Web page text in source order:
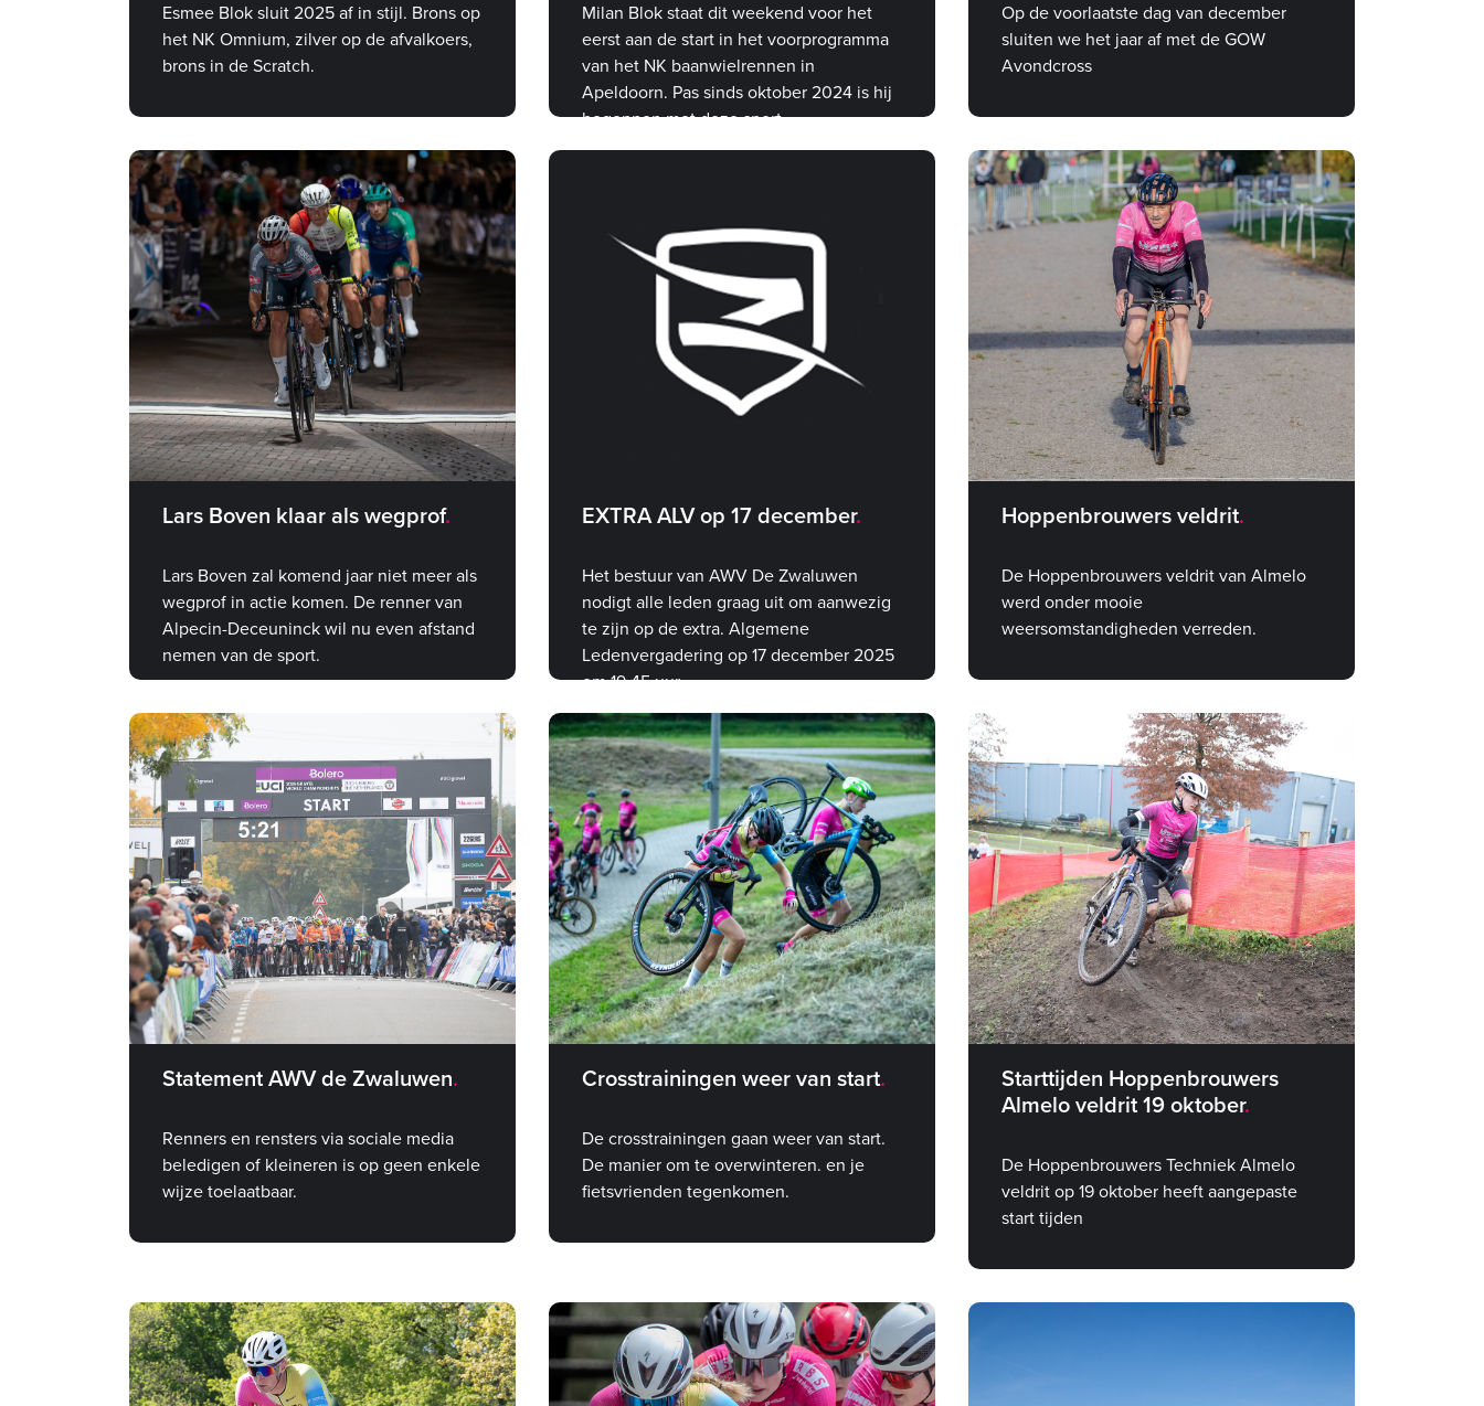
Esmee Blok sluit 2025 af in stijl. Brons op
het NK Omnium, zilver op de afvalkoers,
brons in de Scratch.
Milan Blok staat dit weekend voor het
eerst aan de start in het voorprogramma
van het NK baanwielrennen in
Apeldoorn. Pas sinds oktober 2024 is hij
begonnen met deze sport
Op de voorlaatste dag van december
sluiten we het jaar af met de GOW
Avondcross
Lars Boven klaar als wegprof
Lars Boven zal komend jaar niet meer als
wegprof in actie komen. De renner van
Alpecin-Deceuninck wil nu even afstand
nemen van de sport.
EXTRA ALV op 17 december
Het bestuur van AWV De Zwaluwen
nodigt alle leden graag uit om aanwezig
te zijn op de extra. Algemene
Ledenvergadering op 17 december 2025
om 19.45 uur.
Hoppenbrouwers veldrit
De Hoppenbrouwers veldrit van Almelo
werd onder mooie
weersomstandigheden verreden.
Statement AWV de Zwaluwen
Renners en rensters via sociale media
beledigen of kleineren is op geen enkele
wijze toelaatbaar.
Crosstrainingen weer van start
De crosstrainingen gaan weer van start.
De manier om te overwinteren. en je
fietsvrienden tegenkomen.
Starttijden Hoppenbrouwers
Almelo veldrit 19 oktober
De Hoppenbrouwers Techniek Almelo
veldrit op 19 oktober heeft aangepaste
start tijden